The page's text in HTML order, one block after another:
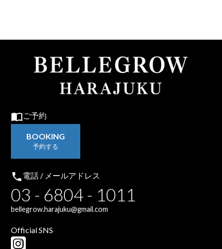
import_contactsご予約
BOOKING
予約する
local_phone 電話 / メールアドレス
03 - 6804 - 1011
bellegrow.harajuku@gmail.com
Official SNS